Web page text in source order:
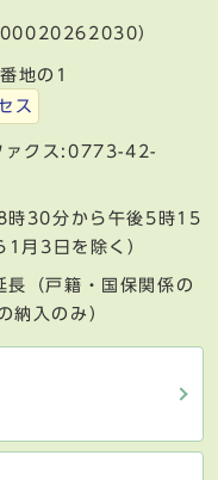
）
地の1
ス
ァクス:0773-42-
時30分から午後5時15
月3日を除く）
長（戸籍・国保関係の
納入のみ）